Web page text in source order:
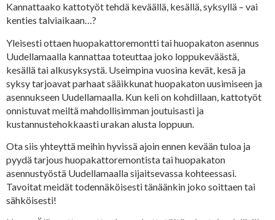
Kannattaako kattotyöt tehdä keväällä, kesällä, syksyllä – vai
kenties talviaikaan…?
Yleisesti ottaen huopakattoremontti tai huopakaton asennus
Uudellamaalla kannattaa toteuttaa joko loppukeväästä,
kesällä tai alkusyksystä. Useimpina vuosina kevät, kesä ja
syksy tarjoavat parhaat sääikkunat huopakaton uusimiseen ja
asennukseen Uudellamaalla. Kun keli on kohdillaan, kattotyöt
onnistuvat meiltä mahdollisimman joutuisasti ja
kustannustehokkaasti urakan alusta loppuun.
Ota siis yhteyttä meihin hyvissä ajoin ennen kevään tuloa ja
pyydä tarjous huopakattoremontista tai huopakaton
asennustyöstä Uudellamaalla sijaitsevassa kohteessasi.
Tavoitat meidät todennäköisesti tänäänkin joko soittaen tai
sähköisesti!